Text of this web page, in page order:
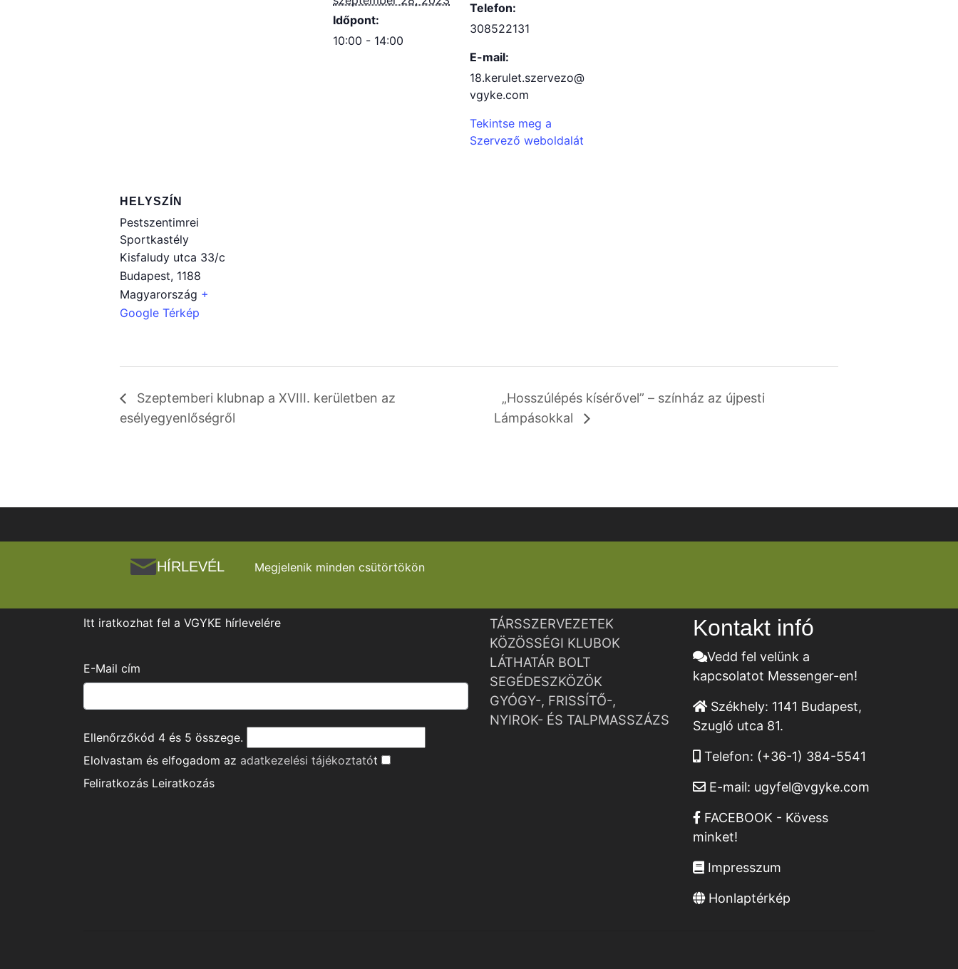
Időpont:
10:00 - 14:00
Telefon:
308522131
E-mail:
18.kerulet.szervezo@
vgyke.com
Tekintse meg a
Szervező weboldalát
HELYSZÍN
Pestszentimrei
Sportkastély
Kisfaludy utca 33/c
Budapest, 1188
Magyarország +
Google Térkép
Szeptemberi klubnap a XVIII. kerületben az
esélyegyenlőségről
„Hosszúlépés kísérővel” – színház az újpesti
Lámpásokkal
HÍRLEVÉL Megjelenik minden csütörtökön
Itt iratkozhat fel a VGYKE hírlevelére
E-Mail cím
Ellenőrzőkód 4 és 5 összege.
Elolvastam és elfogadom az adatkezelési tájékoztatót
Feliratkozás Leiratkozás
TÁRSSZERVEZETEK
KÖZÖSSÉGI KLUBOK
LÁTHATÁR BOLT
SEGÉDESZKÖZÖK
GYÓGY-, FRISSÍTŐ-,
NYIROK- ÉS TALPMASSZÁZS
Kontakt infó
Vedd fel velünk a
kapcsolatot Messenger-en!
Székhely: 1141 Budapest,
Szugló utca 81.
Telefon: (+36-1) 384-5541
E-mail: ugyfel@vgyke.com
FACEBOOK - Kövess
minket!
Impresszum
Honlaptérkép